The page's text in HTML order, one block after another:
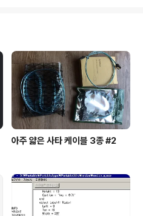
나 혼자만 잘나
이기적인 벌레
노트에서 글을
견한 벌레이다.
면으로는 삽입
아주 얇은 사타 케이블 3종 #2